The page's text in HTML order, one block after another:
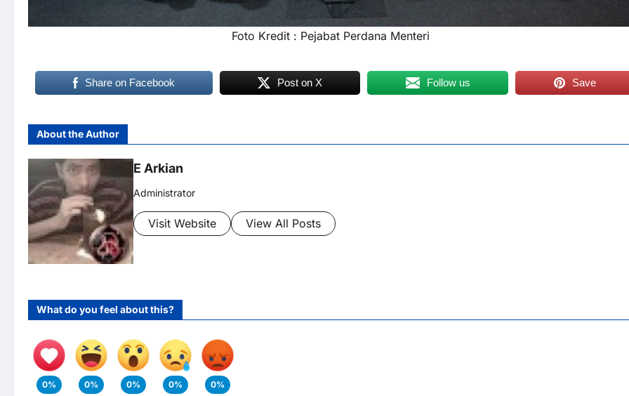
Foto Kredit : Pejabat Perdana Menteri
Share on Facebook Post on X Follow us Save
About the Author
E Arkian
Administrator
Visit Website View All Posts
What do you feel about this?
0%
0%
0%
0%
0%